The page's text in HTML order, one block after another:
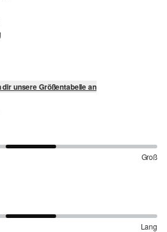
dir unsere Größentabelle an
Groß
Lang